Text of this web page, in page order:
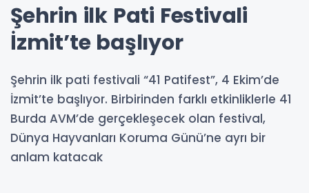
Şehrin ilk Pati Festivali
İzmit’te başlıyor
Şehrin ilk pati festivali “41 Patifest”, 4 Ekim’de
İzmit’te başlıyor. Birbirinden farklı etkinliklerle 41
Burda AVM’de gerçekleşecek olan festival,
Dünya Hayvanları Koruma Günü’ne ayrı bir
anlam katacak